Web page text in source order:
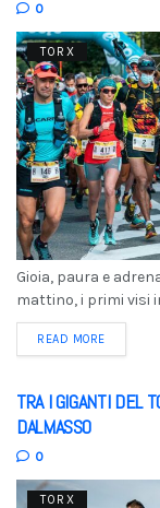
0
TORX
Gioia, paura e
mattino, i primi visi
READ MORE
TRA I GIGANTI DEL
DALMASSO
0
TORX